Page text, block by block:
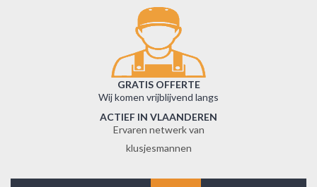
GRATIS OFFERTE
Wij komen vrijblijvend langs
ACTIEF IN VLAANDEREN
Ervaren netwerk van
klusjesmannen